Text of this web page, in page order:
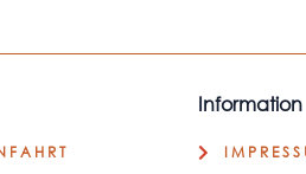
Information